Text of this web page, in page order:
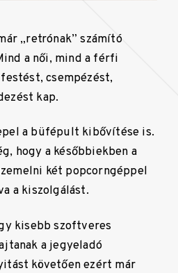
„retrónak” számító
a női, mind a férfi
csempézést,
kap.
a büfépult kibővítése is.
hogy a későbbiekben a
két popcorngéppel
a kiszolgálást.
kisebb szoftveres
a jegyeladó
követően ezért már